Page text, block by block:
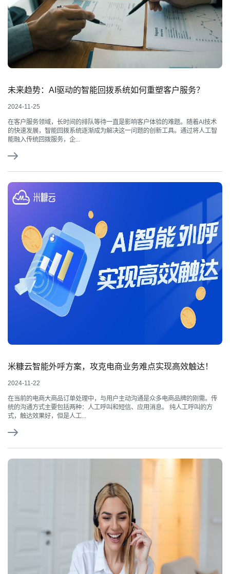
未来趋势：AI驱动的智能回拨系统如何重塑客户服务？
2024-11-25
在客户服务领域，长时间的排队等待一直是影响客户体验的难题。随着AI技术
的快速发展，智能回拨系统逐渐成为解决这一问题的创新工具。通过将人工智
能融入传统回拨服务，企...
米糠云智能外呼方案，攻克电商业务难点实现高效触达！
2024-11-22
在当前的电商大商品订单处理中，与用户主动沟通是众多电商品牌的刚需。传
统的沟通方式主要包括两种：人工呼叫和短信、应用消息。 纯人工呼叫的方
式，触达效果好，但是人工...